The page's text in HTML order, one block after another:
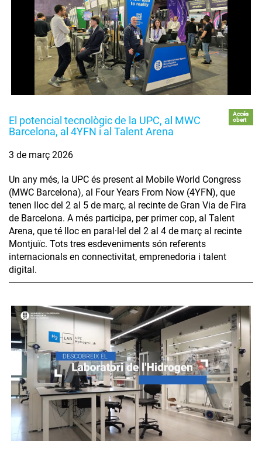
El potencial tecnològic de la UPC, al MWC
Barcelona, al 4YFN i al Talent Arena
Accés
obert
3 de març 2026
Un any més, la UPC és present al Mobile World Congress
(MWC Barcelona), al Four Years From Now (4YFN), que
tenen lloc del 2 al 5 de març, al recinte de Gran Via de Fira
de Barcelona. A més participa, per primer cop, al Talent
Arena, que té lloc en paral·lel del 2 al 4 de març al recinte
Montjuïc. Tots tres esdeveniments són referents
internacionals en connectivitat, emprenedoria i talent
digital.